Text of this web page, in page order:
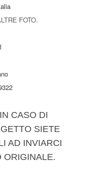
FOTO.
CASO DI
SIETE
AD INVIARCI
ORIGINALE.